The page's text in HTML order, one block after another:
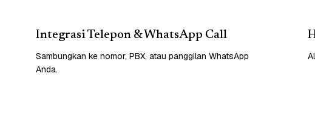
Integrasi Telepon & WhatsApp Call
Sambungkan ke nomor, PBX, atau panggilan WhatsApp
Anda.